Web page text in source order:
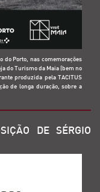
do Porto, nas comemorações
do Turismo da Maia (bem no
produzida pela TACITUS
de longa duração, sobre a
DE SÉRGIO